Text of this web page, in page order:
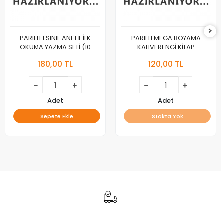
PARILTI 1.SINIF ANETİL İLK
OKUMA YAZMA SETİ (10
180,00 TL
Adet
Sepete Ekle
PARILTI MEGA BOYAMA
KAHVERENGİ KİTAP
120,00 TL
Adet
Stokta Yok